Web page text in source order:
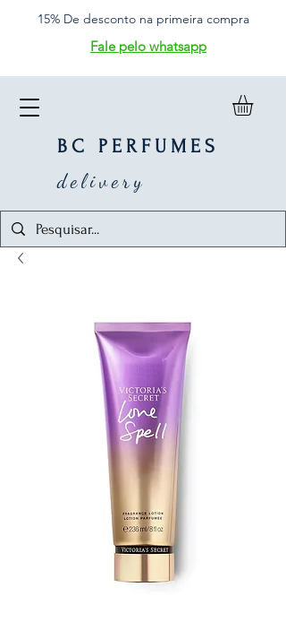
15% De desconto na primeira compra
Fale pelo whatsapp
BC PERFUMES
delivery